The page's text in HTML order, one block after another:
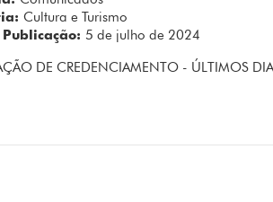
Cultura e Turismo
5 de julho de 2024
DE CREDENCIAMENTO - ÚLTIMOS